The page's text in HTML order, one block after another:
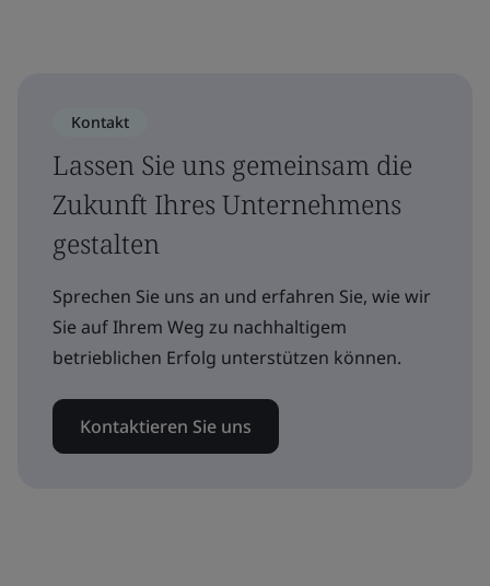
Kontakt
Lassen Sie uns gemeinsam die
Zukunft Ihres Unternehmens
gestalten
Sprechen Sie uns an und erfahren Sie, wie wir
Sie auf Ihrem Weg zu nachhaltigem
betrieblichen Erfolg unterstützen können.
Kontaktieren Sie uns